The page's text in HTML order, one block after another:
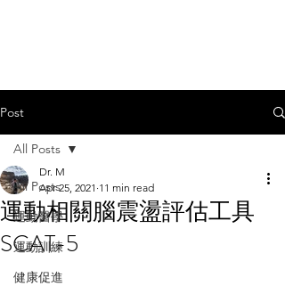
Post
All Posts
運動醫學
運動訓練
健康促進
All Posts
運動相關腦震盪評估工具
SCAT-5
Dr. M
Apr 25, 2021 11 min read